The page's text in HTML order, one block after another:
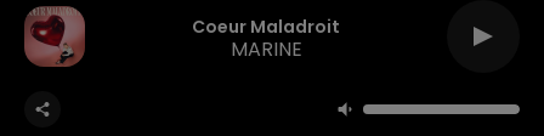
Coeur Maladroit
MARINE